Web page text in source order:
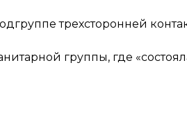
трехсторонней
группы, где